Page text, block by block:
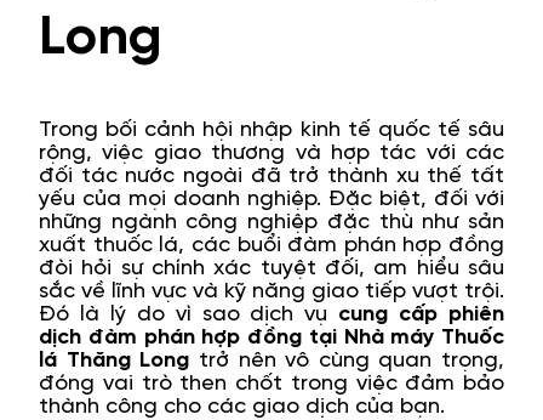
Long
Trong bối cảnh hội nhập kinh tế quốc tế sâu
rộng, việc giao thương và hợp tác với các
đối tác nước ngoài đã trở thành xu thế tất
yếu của mọi doanh nghiệp. Đặc biệt, đối với
những ngành công nghiệp đặc thù như sản
xuất thuốc lá, các buổi đàm phán hợp đồng
đòi hỏi sự chính xác tuyệt đối, am hiểu sâu
sắc về lĩnh vực và kỹ năng giao tiếp vượt trội.
Đó là lý do vì sao dịch vụ cung cấp phiên
dịch đàm phán hợp đồng tại Nhà máy Thuốc
lá Thăng Long trở nên vô cùng quan trọng,
đóng vai trò then chốt trong việc đảm bảo
thành công cho các giao dịch của bạn.